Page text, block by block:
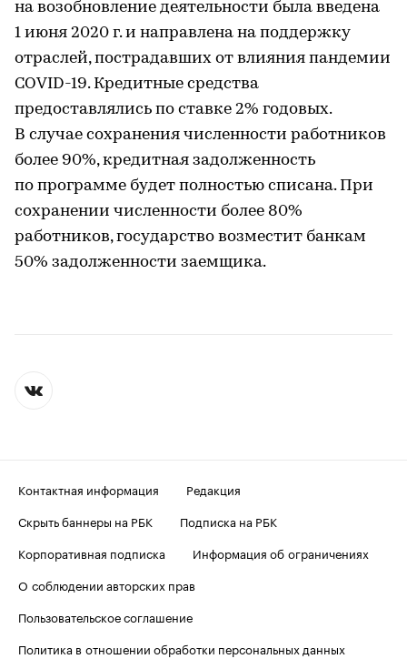
на возобновление деятельности была введена
1 июня 2020 г. и направлена на поддержку
отраслей, пострадавших от влияния пандемии
COVID-19. Кредитные средства
предоставлялись по ставке 2% годовых.
В случае сохранения численности работников
более 90%, кредитная задолженность
по программе будет полностью списана. При
сохранении численности более 80%
работников, государство возместит банкам
50% задолженности заемщика.
Контактная информация
Редакция
Скрыть баннеры на РБК
Подписка на РБК
Корпоративная подписка
Информация об ограничениях
О соблюдении авторских прав
Пользовательское соглашение
Политика в отношении обработки персональных данных